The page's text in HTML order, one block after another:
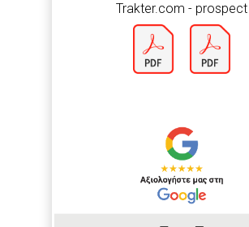
Trakter.com - prospect